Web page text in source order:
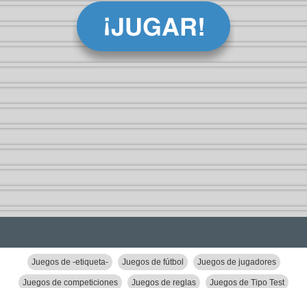
Juegos de -etiqueta- Juegos de fútbol Juegos de jugadores
Juegos de competiciones Juegos de reglas Juegos de Tipo Test